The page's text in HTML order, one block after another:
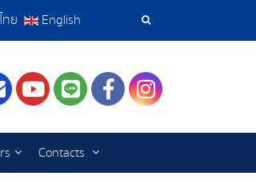
Search
ทย English
ContactYoutube
LINEFacebookInstagram
Contacts